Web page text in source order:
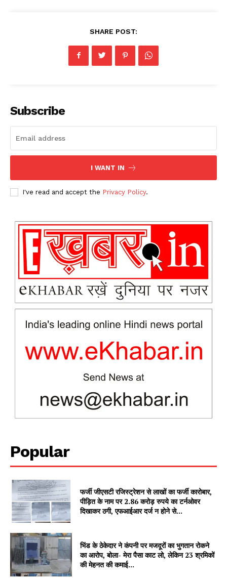
Magazine PRO
SHARE POST:
Subscribe
I WANT IN
I've read and accept the Privacy Policy.
Popular
फर्जी जीएसटी रजिस्ट्रेशन से लाखों का फर्जी कारोबार,
पीड़ित के नाम पर 2.86 करोड़ रुपये का टर्नओवर
दिखाकर ठगी, एफआईआर दर्ज न होने से...
भिंड के ठेकेदार ने कंपनी पर मजदूरों का भुगतान रोकने
का आरोप, बोला- मेरा पैसा काट लो, लेकिन 23 श्रमिकों
की मेहनत की कमाई...